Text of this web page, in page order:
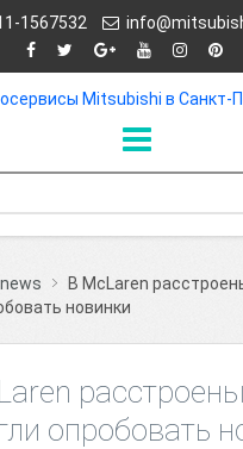
1567532
news
В McLaren
новинки
опробовать